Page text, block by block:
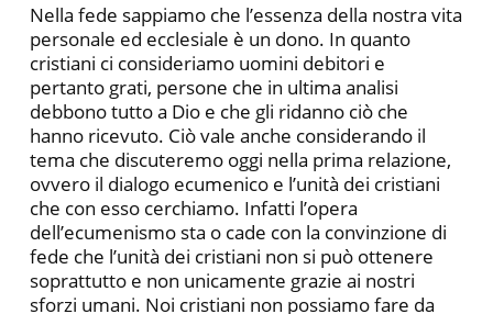
Nella fede sappiamo che l’essenza della nostra vita
personale ed ecclesiale è un dono. In quanto
cristiani ci consideriamo uomini debitori e
pertanto grati, persone che in ultima analisi
debbono tutto a Dio e che gli ridanno ciò che
hanno ricevuto. Ciò vale anche considerando il
tema che discuteremo oggi nella prima relazione,
ovvero il dialogo ecumenico e l’unità dei cristiani
che con esso cerchiamo. Infatti l’opera
dell’ecumenismo sta o cade con la convinzione di
fede che l’unità dei cristiani non si può ottenere
soprattutto e non unicamente grazie ai nostri
sforzi umani. Noi cristiani non possiamo fare da